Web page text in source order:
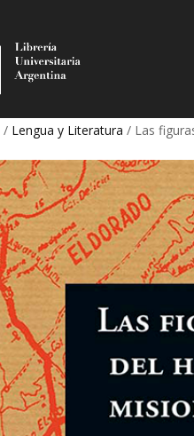
/ Lengua y Literatura / Las